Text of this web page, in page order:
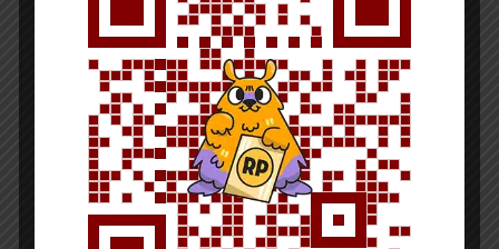
BERITA KAMPUS
Dua Mahasiswa Sastra Indonesia
USU Raih Juara pada Festival
Literasi Sumatera Utara 2026
Dark Mode | Moda Gelap